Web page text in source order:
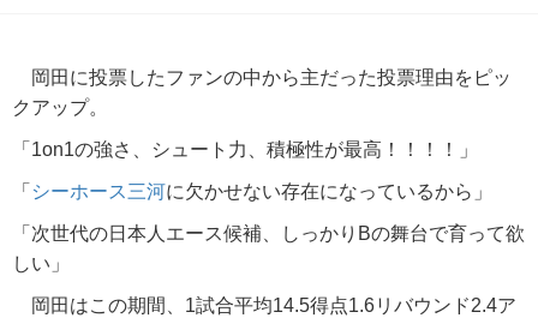
岡田に投票したファンの中から主だった投票理由をピッ
クアップ。
「1on1の強さ、シュート力、積極性が最高！！！！」
「 シーホース三河に欠かせない存在になっているから」
「次世代の日本人エース候補、しっかりBの舞台で育って欲
しい」
岡田はこの期間、1試合平均14.5得点1.6リバウンド2.4ア